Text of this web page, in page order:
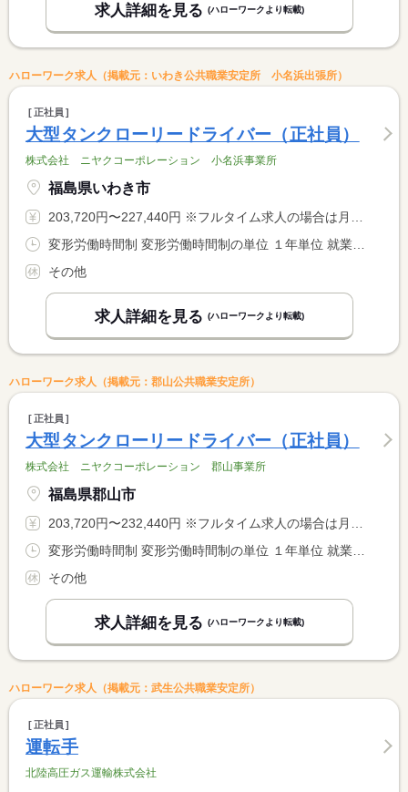
求人詳細を見る (ハローワークより転載)
ハローワーク求人（掲載元：いわき公共職業安定所 小名浜出張所）
正社員
大型タンクローリードライバー（正社員）
株式会社 ニヤクコーポレーション 小名浜事業所
福島県いわき市
203,720円〜227,440円 ※フルタイム求人の場合は月額（換算額）、パート求人の場合は時間額を表示しています。
その他
求人詳細を見る (ハローワークより転載)
ハローワーク求人（掲載元：郡山公共職業安定所）
正社員
大型タンクローリードライバー（正社員）
株式会社 ニヤクコーポレーション 郡山事業所
福島県郡山市
203,720円〜232,440円 ※フルタイム求人の場合は月額（換算額）、パート求人の場合は時間額を表示しています。
その他
求人詳細を見る (ハローワークより転載)
ハローワーク求人（掲載元：武生公共職業安定所）
正社員
運転手
北陸高圧ガス運輸株式会社